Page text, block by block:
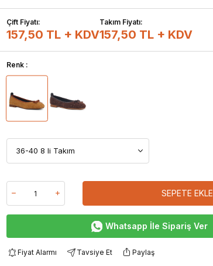
Çift Fiyatı:
157,50 TL + KDV
Takım Fiyatı:
157,50 TL + KDV
Renk :
SEPETE EKLE
Whatsapp İle Sipariş Ver
Fiyat Alarmı Tavsiye Et Paylaş